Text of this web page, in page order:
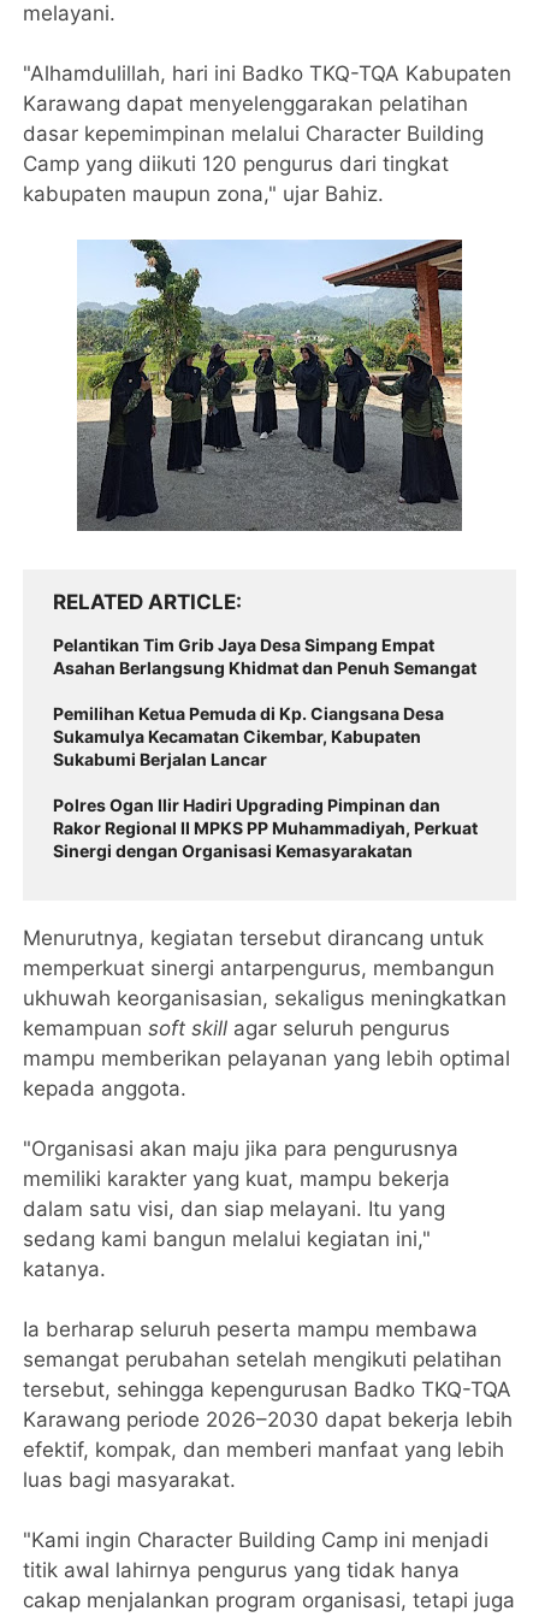
melayani.
"Alhamdulillah, hari ini Badko TKQ-TQA Kabupaten
Karawang dapat menyelenggarakan pelatihan
dasar kepemimpinan melalui Character Building
Camp yang diikuti 120 pengurus dari tingkat
kabupaten maupun zona," ujar Bahiz.
RELATED ARTICLE
Pelantikan Tim Grib Jaya Desa Simpang Empat
Asahan Berlangsung Khidmat dan Penuh Semangat
Pemilihan Ketua Pemuda di Kp. Ciangsana Desa
Sukamulya Kecamatan Cikembar, Kabupaten
Sukabumi Berjalan Lancar
Polres Ogan Ilir Hadiri Upgrading Pimpinan dan
Rakor Regional II MPKS PP Muhammadiyah, Perkuat
Sinergi dengan Organisasi Kemasyarakatan
Menurutnya, kegiatan tersebut dirancang untuk
memperkuat sinergi antarpengurus, membangun
ukhuwah keorganisasian, sekaligus meningkatkan
kemampuansoft skill agar seluruh pengurus
mampu memberikan pelayanan yang lebih optimal
kepada anggota.
"Organisasi akan maju jika para pengurusnya
memiliki karakter yang kuat, mampu bekerja
dalam satu visi, dan siap melayani. Itu yang
sedang kami bangun melalui kegiatan ini,"
katanya.
Ia berharap seluruh peserta mampu membawa
semangat perubahan setelah mengikuti pelatihan
tersebut, sehingga kepengurusan Badko TKQ-TQA
Karawang periode 2026–2030 dapat bekerja lebih
efektif, kompak, dan memberi manfaat yang lebih
luas bagi masyarakat.
"Kami ingin Character Building Camp ini menjadi
titik awal lahirnya pengurus yang tidak hanya
cakap menjalankan program organisasi, tetapi juga